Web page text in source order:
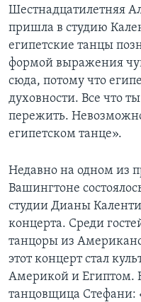
Шестнадцатилетняя
пришла в студию
египетские танцы
формой выражения
сюда, потому что
духовности. Все что
пережить.
египетском танце».
Недавно на одном из
Вашингтоне
студии Дианы
концерта. Среди
танцоры из
этот концерт стал
Америкой и Египтом.
танцовщица Стефани: